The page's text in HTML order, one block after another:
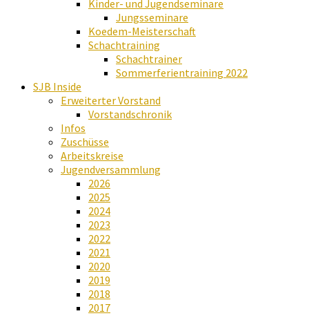
Kinder- und Jugendseminare
Jungsseminare
Koedem-Meisterschaft
Schachtraining
Schachtrainer
Sommerferientraining 2022
SJB Inside
Erweiterter Vorstand
Vorstandschronik
Infos
Zuschüsse
Arbeitskreise
Jugendversammlung
2026
2025
2024
2023
2022
2021
2020
2019
2018
2017